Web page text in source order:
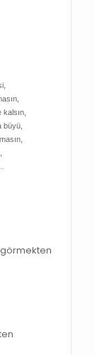
büyü,